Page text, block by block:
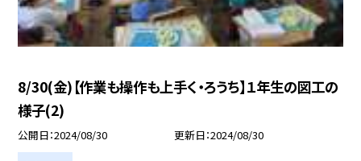
8/30(金)【作業も操作も上手く・ろうち】１年生の図工の
様子(2)
公開日 2024/08/30 更新日 2024/08/30